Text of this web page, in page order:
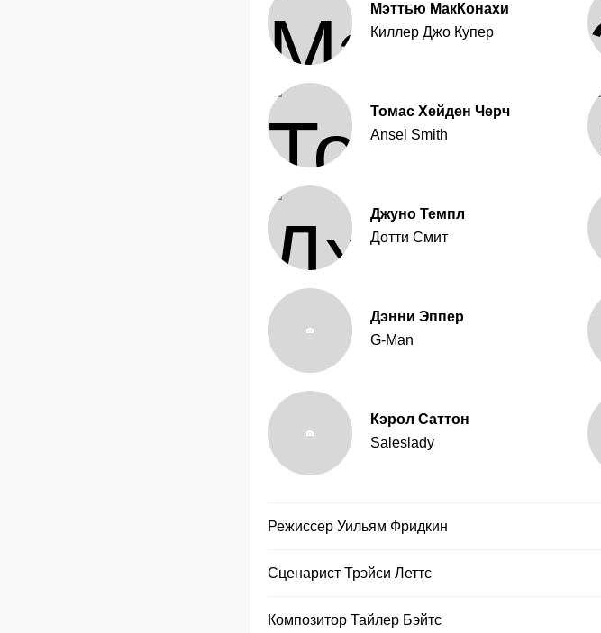
Мэттью МакКонахи
Киллер Джо Купер
Томас Хейден Черч
Ansel Smith
Джуно Темпл
Дотти Смит
Дэнни Эппер
G-Man
Кэрол Саттон
Saleslady
Режиссер Уильям Фридкин
Сценарист Трэйси Леттс
Композитор Тайлер Бэйтс